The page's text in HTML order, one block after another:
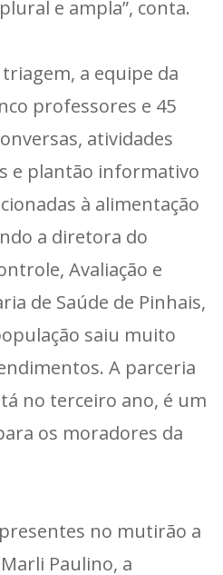
e ampla”, conta.
a equipe da
professores e 45
atividades
e plantão informativo
à alimentação
a diretora do
Avaliação e
de Saúde de Pinhais,
saiu muito
A parceria
no terceiro ano, é um
os moradores da
no mutirão a
Paulino, a